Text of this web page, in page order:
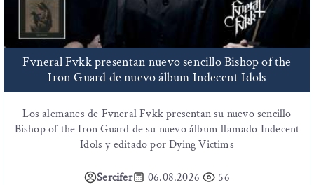
Fvneral Fvkk presentan nuevo sencillo Bishop of the
Iron Guard de nuevo álbum Indecent Idols
Los alemanes de Fvneral Fvkk presentan su nuevo sencillo
Bishop of the Iron Guard de su nuevo álbum llamado Indecent
Idols y editado por Dying Victims
Sercifer 06.08.2026 56